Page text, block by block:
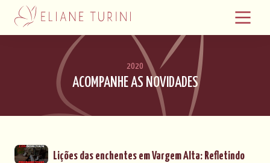
2020
ACOMPANHE AS NOVIDADES
Lições das enchentes em Vargem Alta: Refletindo